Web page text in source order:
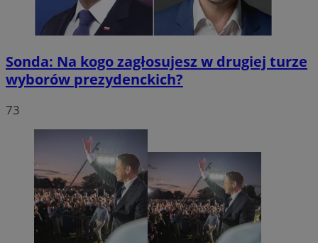
Sonda: Na kogo zagłosujesz w drugiej turze
wyborów prezydenckich?
73